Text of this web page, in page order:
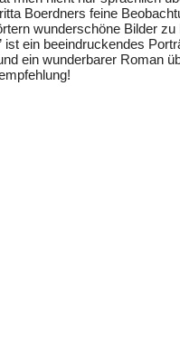
Boerdners feine
wunderschöne Bilder zu
ist ein beeindruckendes
ein wunderbarer Roman